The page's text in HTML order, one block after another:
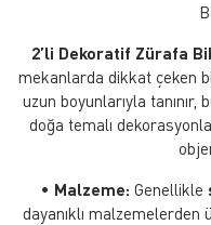
2’li Dekoratif Zürafa
mekanlarda dikkat çeken
uzun boyunlarıyla
doğa temalı
• Malzeme: Genellikle
dayanıklı